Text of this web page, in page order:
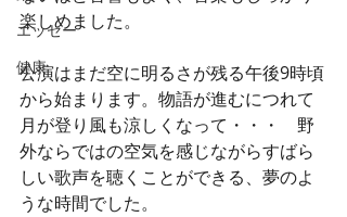
エッセー
健康
楽しめました。
公演はまだ空に明るさが残る午後9時頃
から始まります。物語が進むにつれて
月が登り風も涼しくなって・・・　野
外ならではの空気を感じながらすばら
しい歌声を聴くことができる、夢のよ
うな時間でした。